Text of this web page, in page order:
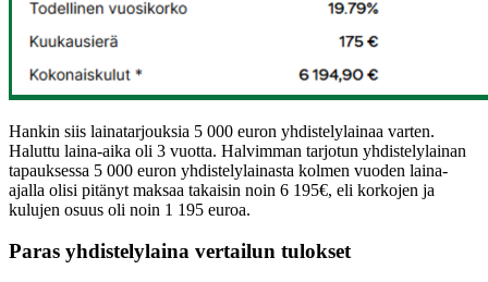
Hankin siis lainatarjouksia 5 000 euron yhdistelylainaa varten.
Haluttu laina-aika oli 3 vuotta. Halvimman tarjotun yhdistelylainan
tapauksessa 5 000 euron yhdistelylainasta kolmen vuoden laina-
ajalla olisi pitänyt maksaa takaisin noin 6 195€, eli korkojen ja
kulujen osuus oli noin 1 195 euroa.
Paras yhdistelylaina vertailun tulokset